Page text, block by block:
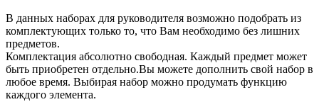
В данных наборах для руководителя возможно подобрать из
комплектующих только то, что Вам необходимо без лишних
предметов.
Комплектация абсолютно свободная. Каждый предмет может
быть приобретен отдельно.Вы можете дополнить свой набор в
любое время. Выбирая набор можно продумать функцию
каждого элемента.